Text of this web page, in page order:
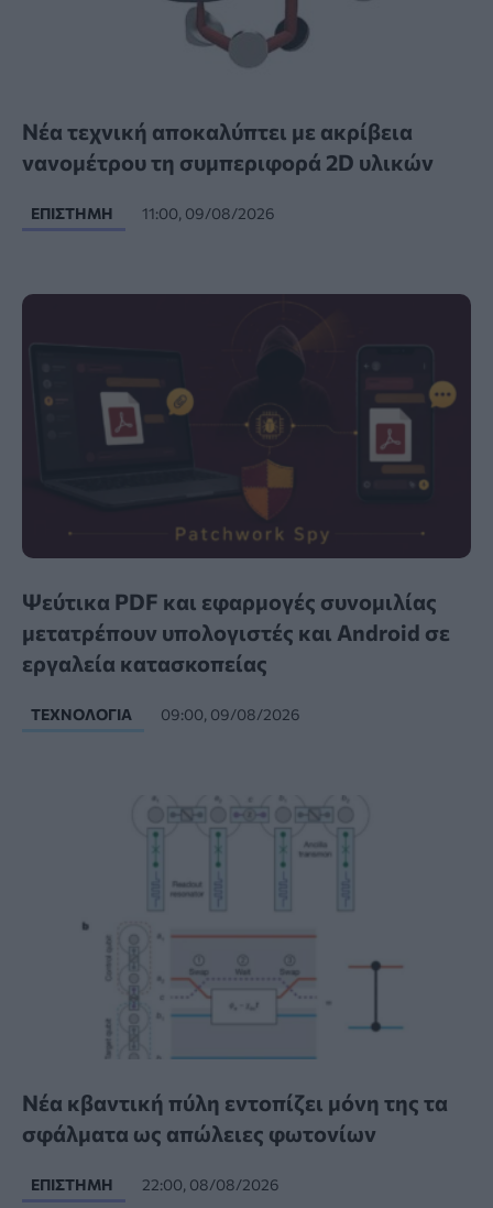
Νέα τεχνική αποκαλύπτει με ακρίβεια
νανομέτρου τη συμπεριφορά 2D υλικών
ΕΠΙΣΤΉΜΗ 11:00, 09/08/2026
Ψεύτικα PDF και εφαρμογές συνομιλίας
μετατρέπουν υπολογιστές και Android σε
εργαλεία κατασκοπείας
ΤΕΧΝΟΛΟΓΊΑ 09:00, 09/08/2026
Νέα κβαντική πύλη εντοπίζει μόνη της τα
σφάλματα ως απώλειες φωτονίων
ΕΠΙΣΤΉΜΗ 22:00, 08/08/2026